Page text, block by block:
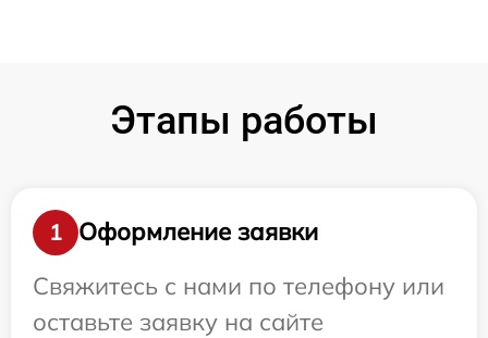
Этапы работы
1
Оформление заявки
Свяжитесь с нами по телефону или
оставьте заявку на сайте